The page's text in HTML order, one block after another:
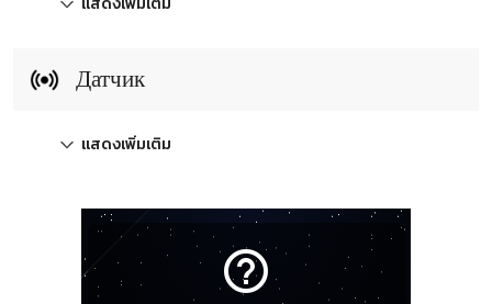
Датчик
แสดงเพิ่มเติม
help_outline